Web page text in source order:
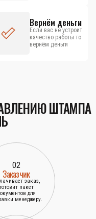
Вернём деньги
Если вас не устроит
качество работы то
вернём деньги
ШТАМПА
02
Заказчик
заказ,
готовит пакет
для
менеджеру.